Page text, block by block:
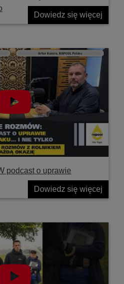
Dowiedz się więcej
podcast o uprawie
Dowiedz się więcej